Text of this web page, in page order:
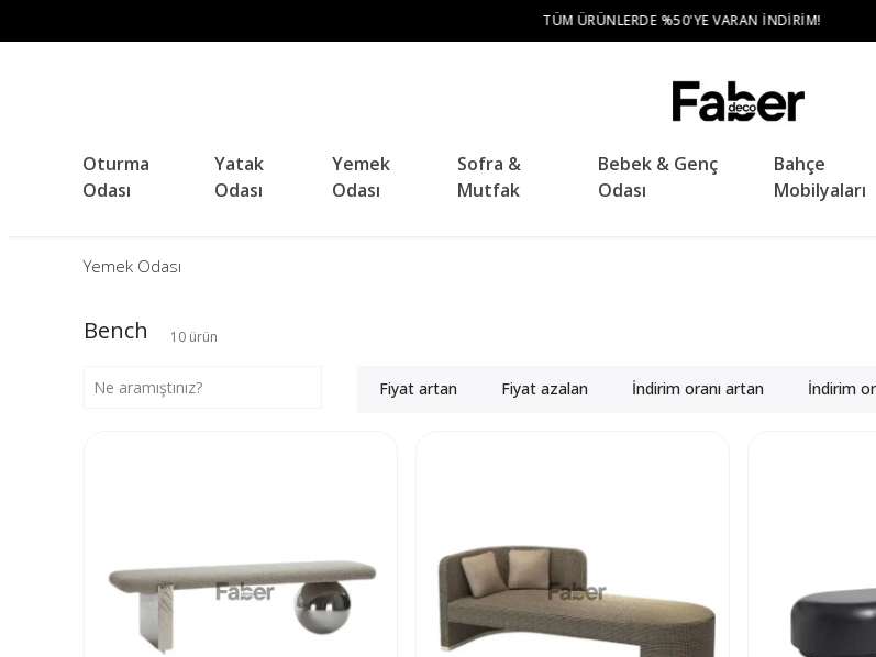
TÜM ŞEHIR MERKEZLERINE ÜCRETSIZ TESLIMAT VE
Oturma
Odası
Yatak
Odası
Yemek
Odası
Sofra &
Mutfak
Bebek & Genç
Odası
Bahçe
Mobilyaları
Yemek Odası
Bench 10 ürün
Fiyat artan Fiyat azalan İndirim oranı artan İndirim